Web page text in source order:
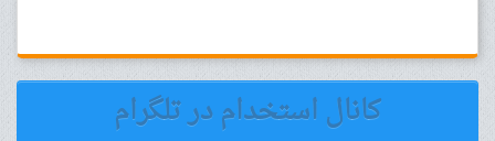
کانال استخدام در تلگرام